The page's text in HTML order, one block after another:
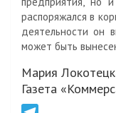
распоряжался в
деятельности он
может быть
Мария
Газета